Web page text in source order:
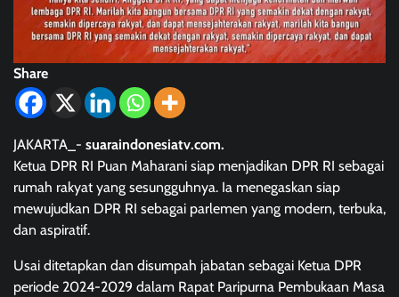
Share
JAKARTA_- suaraindonesiatv.com.
Ketua DPR RI Puan Maharani siap menjadikan DPR RI sebagai
rumah rakyat yang sesungguhnya. Ia menegaskan siap
mewujudkan DPR RI sebagai parlemen yang modern, terbuka,
dan aspiratif.
Usai ditetapkan dan disumpah jabatan sebagai Ketua DPR
periode 2024-2029 dalam Rapat Paripurna Pembukaan Masa